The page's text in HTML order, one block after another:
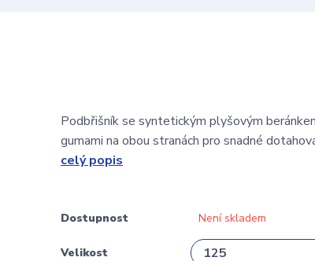
Podbřišník se syntetickým plyšovým
gumami na obou stranách pro snadné
celý popis
Dostupnost Není skladem
Velikost